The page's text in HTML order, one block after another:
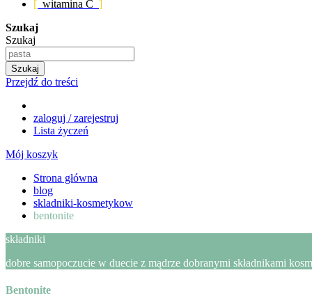
[ witamina C ]
Szukaj
Szukaj
Szukaj
Przejdź do treści
zaloguj / zarejestruj
Lista życzeń
Mój koszyk
Strona główna
blog
skladniki-kosmetykow
bentonite
składniki
dobre samopoczucie w duecie z mądrze dobranymi składnikami
Bentonite